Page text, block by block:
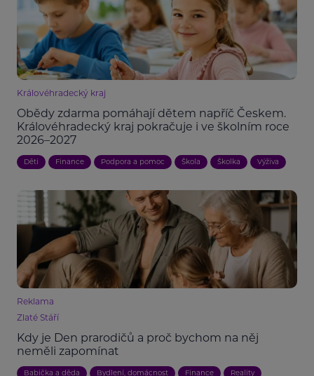
Královéhradecký kraj
Obědy zdarma pomáhají dětem napříč Českem.
Královéhradecký kraj pokračuje i ve školním roce
2026–2027
Děti Finance Podpora a pomoc Škola Školka Výživa
Reklama
Zlaté Stáří
Kdy je Den prarodičů a proč bychom na něj
neměli zapomínat
Babička a děda Bydlení, domácnost Finance Reality